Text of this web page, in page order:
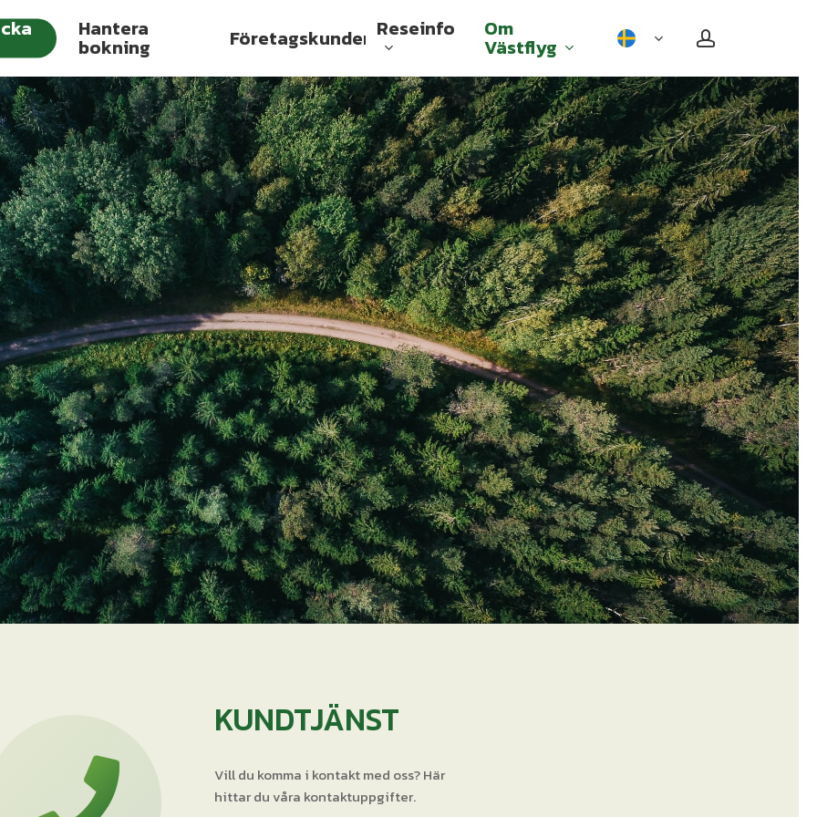
Hantera
bokning Företagskunder Reseinfo
Incheckat bagage
Handbagage
Sportutrustning och annat
specialbagage
Resa med nedsatt rörlighet
Gravid och flyga
Ensamåkande barn
Om
Västflyg account
KUNDTJÄNST
Vill du komma i kontakt med oss? Här
hittar du våra kontaktuppgifter.